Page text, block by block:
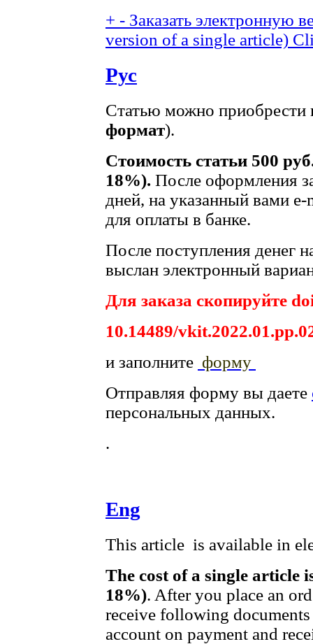
+ - Заказать электронную
version of a single article)
Рус
Статью можно приобрести
формат).
Стоимость статьи 500
18%). После оформления
дней, на указанный вами
для оплаты в банке.
После поступления денег
выслан электронный
Для заказа скопируйте
10.14489/
и заполните форму
Отправляя форму вы даете
персональных данных.
.
Eng
This article is available in
The cost of a single article
18%). After you place an
receive following
account on payment and